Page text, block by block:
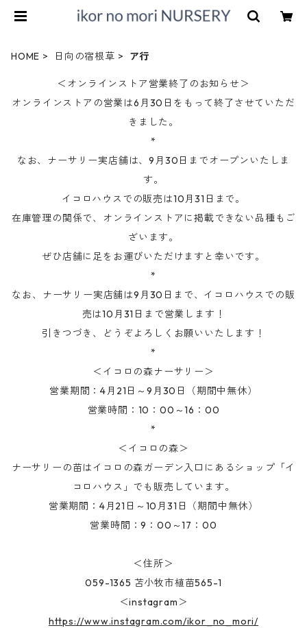
HOME 日向の宿根草 ア行
＜オンラインストア営業終了のお知らせ＞
オンラインストアの営業は6月30日をもって終了させていただ
きました。
*
なお、ナーサリー実店舗は、9月30日までオープンいたしま
す。
イコロハウスでの販売は10月31日まで。
在庫管理の関係で、オンラインストアに掲載できない品種もご
ざいます。
ぜひ店舗に足をお運びいただけますと幸いです。
*
なお、ナーサリー実店舗は9月30日まで、イコロハウスでの販
売は10月31日まで営業します！
引きつづき、どうぞよろしくお願いいたします！
*
＜イコロの森ナーサリー＞
営業期間：4月21日～9月30日（期間中無休）
営業時間：10：00～16：00
*
＜イコロの森＞
ナーサリーの苗はイコロの森ガーデン入口にあるショップ「イ
コロハウス」でも販売しています。
営業期間：4月21日～10月31日（期間中無休）
営業時間：9：00～17：00
＜住所＞
059-1365 苫小牧市植苗565-1
＜instagram＞
https://www.instagram.com/ikor_no_mori/